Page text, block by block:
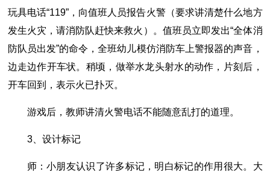
玩具电话“119”，向值班人员报告火警（要求讲清楚什么地方
发生火灾，请消防队赶快来救火）。值班员立即发出“全体消
防队员出发”的命令，全班幼儿模仿消防车上警报器的声音，
边走边作开车状。稍顷，做举水龙头射水的动作，片刻后，
开车回到，表示火已扑灭。
游戏后，教师讲清火警电话不能随意乱打的道理。
3、设计标记
师：小朋友认识了许多标记，明白标记的作用很大。大